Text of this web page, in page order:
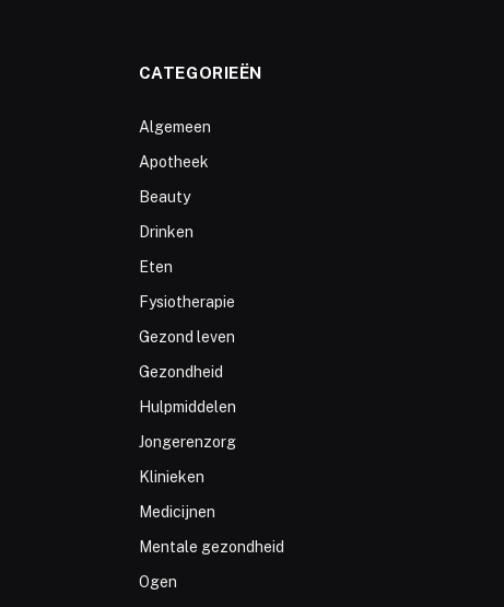
CATEGORIEËN
Algemeen
Apotheek
Beauty
Drinken
Eten
Fysiotherapie
Gezond leven
Gezondheid
Hulpmiddelen
Jongerenzorg
Klinieken
Medicijnen
Mentale gezondheid
Ogen